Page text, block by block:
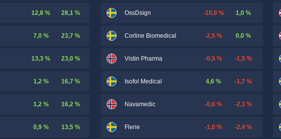
12,8 % 28,1 %
7,0 % 23,7 %
13,3 % 23,0 %
1,2 % 16,7 %
1,2 % 16,2 %
0,9 % 13,5 %
OssDsign -10,0 % 1,0 %
Corline Biomedical -2,5 % 0,0 %
Vistin Pharma -0,5 % -1,5 %
Isofol Medical 4,6 % -1,7 %
Navamedic -0,6 % -2,3 %
Flerie -1,0 % -2,4 %